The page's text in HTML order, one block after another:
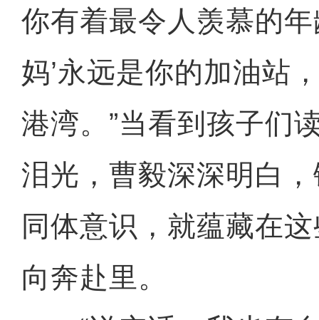
你有着最令人羡慕的
妈’永远是你的加油站
港湾。”当看到孩子们
泪光，曹毅深深明白
同体意识，就蕴藏在
向奔赴里。